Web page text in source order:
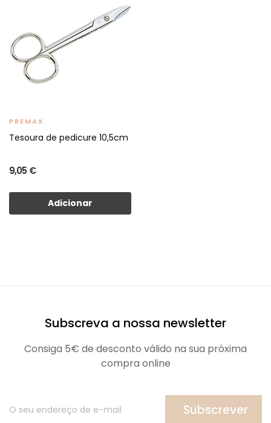
PREMAX
Tesoura de pedicure 10,5cm
9,05 €
Adicionar
Subscreva a nossa newsletter
Consiga 5€ de desconto válido na sua próxima
compra online
Subscrever